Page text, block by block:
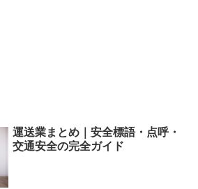
運送業まとめ｜安全標語・点呼・
交通安全の完全ガイド